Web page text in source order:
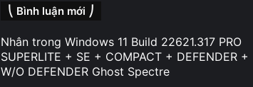
⎝ Bình luận mới ⎠
Nhântrong Windows 11 Build 22621.317 PRO
SUPERLITE + SE + COMPACT + DEFENDER +
W/O DEFENDER Ghost Spectre